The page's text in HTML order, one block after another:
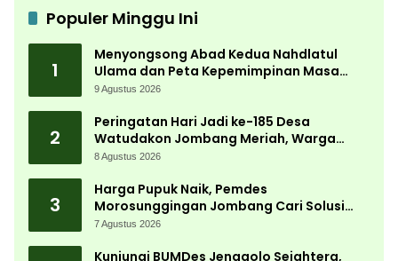
Populer Minggu Ini
1
Menyongsong Abad Kedua Nahdlatul
Ulama dan Peta Kepemimpinan Masa
Depan Pasca Muktamar ke-35
9 Agustus 2026
2
Peringatan Hari Jadi ke-185 Desa
Watudakon Jombang Meriah, Warga
Tumpek Blek Padati Karnaval Budaya
8 Agustus 2026
3
Harga Pupuk Naik, Pemdes
Morosunggingan Jombang Cari Solusi
Lewat Kajian Akademik
7 Agustus 2026
Kunjungi BUMDes Jenggolo Sejahtera,